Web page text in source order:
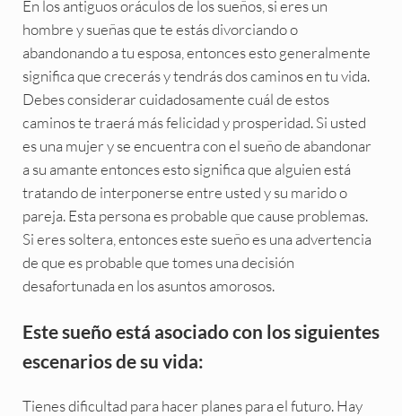
En los antiguos oráculos de los sueños, si eres un
hombre y sueñas que te estás divorciando o
abandonando a tu esposa, entonces esto generalmente
significa que crecerás y tendrás dos caminos en tu vida.
Debes considerar cuidadosamente cuál de estos
caminos te traerá más felicidad y prosperidad. Si usted
es una mujer y se encuentra con el sueño de abandonar
a su amante entonces esto significa que alguien está
tratando de interponerse entre usted y su marido o
pareja. Esta persona es probable que cause problemas.
Si eres soltera, entonces este sueño es una advertencia
de que es probable que tomes una decisión
desafortunada en los asuntos amorosos.
Este sueño está asociado con los siguientes
escenarios de su vida:
Tienes dificultad para hacer planes para el futuro. Hay